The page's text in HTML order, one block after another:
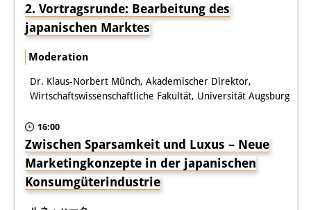
専任研究員（ドイツ語）
奨学金
研修生（ドイツ語）
リンク
アクセス
道案内
2. Vortragsrunde: Bearbeitung des
japanischen Marktes
Moderation
Dr. Klaus-Norbert Münch, Akademischer Direktor,
Wirtschaftswissenschaftliche Fakultät, Universität Augsburg
16:00
Zwischen Sparsamkeit und Luxus – Neue
Marketingkonzepte in der japanischen
Konsumgüterindustrie